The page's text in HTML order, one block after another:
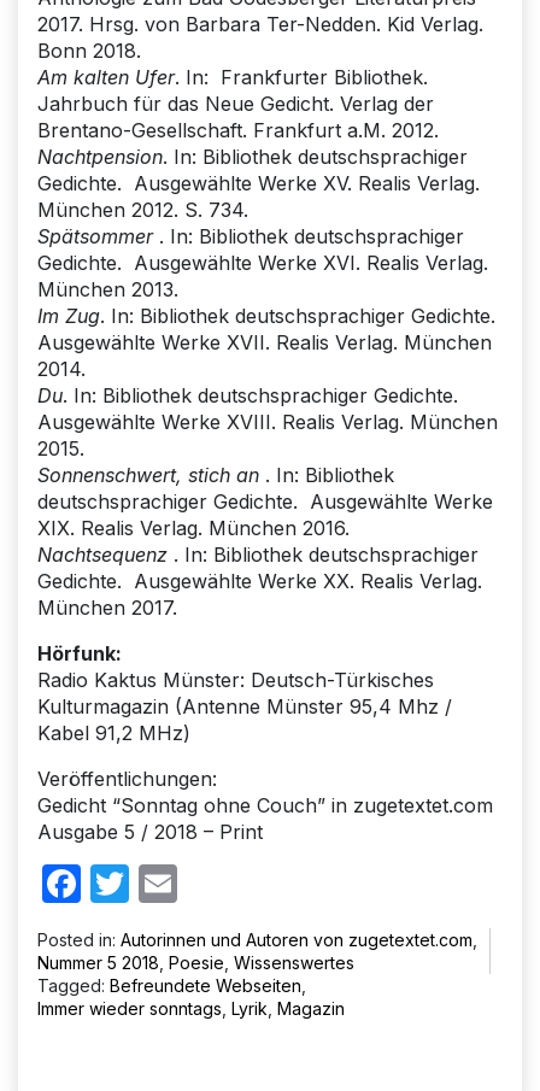
2017. Hrsg. von Barbara Ter-Nedden. Kid Verlag.
Bonn 2018.
Am kalten Ufer. In: Frankfurter Bibliothek.
Jahrbuch für das Neue Gedicht. Verlag der
Brentano-Gesellschaft. Frankfurt a.M. 2012.
Nachtpension. In: Bibliothek deutschsprachiger
Gedichte. Ausgewählte Werke XV. Realis Verlag.
München 2012. S. 734.
Spätsommer. In: Bibliothek deutschsprachiger
Gedichte. Ausgewählte Werke XVI. Realis Verlag.
München 2013.
Im Zug. In: Bibliothek deutschsprachiger Gedichte.
Ausgewählte Werke XVII. Realis Verlag. München
2014.
Du. In: Bibliothek deutschsprachiger Gedichte.
Ausgewählte Werke XVIII. Realis Verlag. München
2015.
Sonnenschwert, stich an . In: Bibliothek
deutschsprachiger Gedichte. Ausgewählte Werke
XIX. Realis Verlag. München 2016.
Nachtsequenz . In: Bibliothek deutschsprachiger
Gedichte. Ausgewählte Werke XX. Realis Verlag.
München 2017.
Hörfunk:
Radio Kaktus Münster: Deutsch-Türkisches
Kulturmagazin (Antenne Münster 95,4 Mhz /
Kabel 91,2 MHz)
Veröffentlichungen:
Gedicht “Sonntag ohne Couch” in zugetextet.com
Ausgabe 5 / 2018 – Print
Facebook
Twitter
Posted in: Autorinnen und Autoren von zugetextet.com
Nummer 5 2018 Poesie Wissenswertes
Tagged: Befreundete Webseiten
Immer wieder sonntags Lyrik Magazin